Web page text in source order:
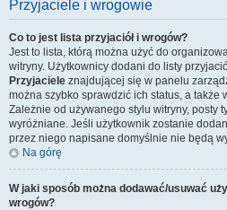
Przyjaciele i wrogowie
Co to jest lista przyjaciół i wrogów?
Jest to lista, którą można użyć do
witryny. Użytkownicy dodani do listy
Przyjaciele znajdującej się w panelu
można szybko sprawdzić ich status, a także
Zależnie od używanego stylu witryny, posty
wyróżniane. Jeśli użytkownik zostanie
przez niego napisane domyślnie nie będą
Na górę
W jaki sposób można dodawać/usuwać
wrogów?